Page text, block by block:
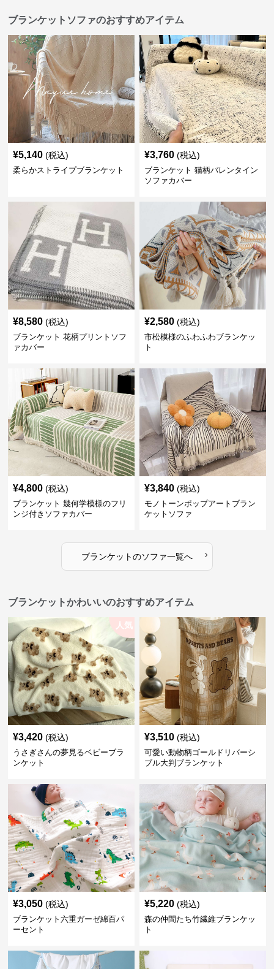
ブランケットソファのおすすめアイテム
¥5,140 (税込)
柔らかストライプブランケット
¥3,760 (税込)
ブランケット 猫柄バレンタイン
ソファカバー
¥8,580 (税込)
ブランケット 花柄プリントソフ
ァカバー
¥2,580 (税込)
市松模様のふわふわブランケッ
ト
¥4,800 (税込)
ブランケット 幾何学模様のフリ
ンジ付きソファカバー
¥3,840 (税込)
モノトーンポップアートブラン
ケットソファ
ブランケットのソファ一覧へ ›
ブランケットかわいいのおすすめアイテム
人気
¥3,420 (税込)
うさぎさんの夢見るベビーブラ
ンケット
¥3,510 (税込)
可愛い動物柄ゴールドリバーシ
ブル大判ブランケット
¥3,050 (税込)
ブランケット六重ガーゼ綿百パ
ーセント
¥5,220 (税込)
森の仲間たち竹繊維ブランケッ
ト